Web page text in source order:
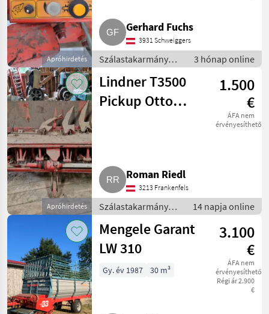
Apróhirdetés
Gerhard Fuchs
3931 Schweiggers
Szálastakarmány
betakarítók /
Rendfelszedő
pótkocsi
3 hónap online
Apróhirdetés
Lindner T3500
Pickup Otto
1.500
€
ÁFA nem
érvényesíthető
Roman Riedl
3213 Frankenfels
Szálastakarmány
betakarítók /
Rendfelszedő
pótkocsi
14 napja online
Mengele Garant
LW 310
3.100
€
ÁFA nem
érvényesíthető
Régi ár 2.900
€
Gy. év 1987 30 m³